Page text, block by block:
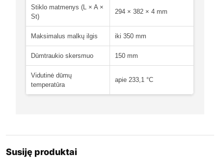
Stiklo matmenys (L × A ×
St)
294 × 382 × 4 mm
Maksimalus malkų ilgis iki 350 mm
Dūmtraukio skersmuo 150 mm
Vidutinė dūmų
temperatūra
apie 233,1 °C
Susiję produktai